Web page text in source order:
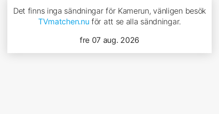
Det finns inga sändningar för Kamerun, vänligen besök
TVmatchen.nu för att se alla sändningar.
fre 07 aug. 2026